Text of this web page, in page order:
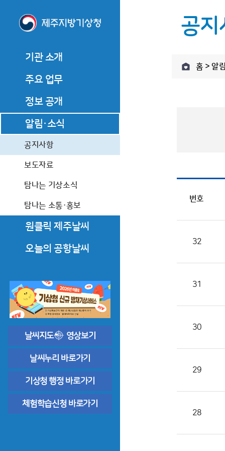
기관 소개
기관장 소개
기관장 인사말
역대기관장
기관장과의 대화
기관 연혁
조직·직원
찾아오시는 길
주요 업무
관측업무
예보업무
기후서비스 업무
정보 공개
정보공개제도 안내
정보공개 청구
사전정보 공개
업무추진비
상품권 구매현황
알림·소식
공지사항
보도자료
탐나는 기상소식
탐나는 소통·홍보
원클릭 제주날씨
한라산·오름·올레·둘레길
바다날씨
상세한 날씨해설
오늘의 공항날씨
공항기상정보
날씨지도 영상보기
날씨누리 바로가기
기상청 행정 바로가기
체험학습신청 바로가기
역대기관장
조직·직원
찾아오시는 길
주요 업무
공지
홈 > 알
번호
32
31
30
29
28